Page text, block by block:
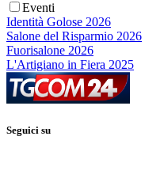
Eventi
Identità Golose 2026
Salone del Risparmio 2026
Fuorisalone 2026
L'Artigiano in Fiera 2025
Seguici su